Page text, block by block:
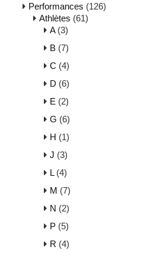
Performances (126)
Athlètes (61)
A(3)
B (7)
C (4)
D (6)
E (2)
G (6)
H (1)
J (3)
L(4)
M (7)
N (2)
P (5)
R (4)